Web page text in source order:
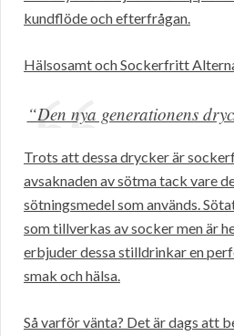
kundflöde och efterfrågan.
Hälsosamt och Sockerfritt
“Den nya generationens
Trots att dessa drycker är
avsaknaden av sötma tack vare
sötningsmedel som används.
som tillverkas av socker men är
erbjuder dessa stilldrinkar en
smak och hälsa.
Så varför vänta? Det är dags att